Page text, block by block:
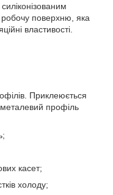
поверхню, яка
властивості.
Приклеюється
профіль
касет;
холоду;